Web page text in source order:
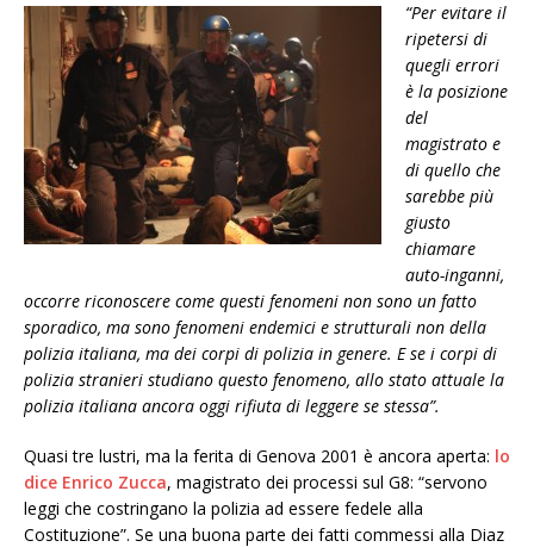
“Per evitare il
ripetersi di
quegli errori
è la posizione
del
magistrato e
di quello che
sarebbe più
giusto
chiamare
auto-inganni,
occorre riconoscere come questi fenomeni non sono un fatto
sporadico, ma sono fenomeni endemici e strutturali non della
polizia italiana, ma dei corpi di polizia in genere. E se i corpi di
polizia stranieri studiano questo fenomeno, allo stato attuale la
polizia italiana ancora oggi rifiuta di leggere se stessa”.
Quasi tre lustri, ma la ferita di Genova 2001 è ancora aperta: lo
dice Enrico Zucca, magistrato dei processi sul G8: “servono
leggi che costringano la polizia ad essere fedele alla
Costituzione”. Se una buona parte dei fatti commessi alla Diaz